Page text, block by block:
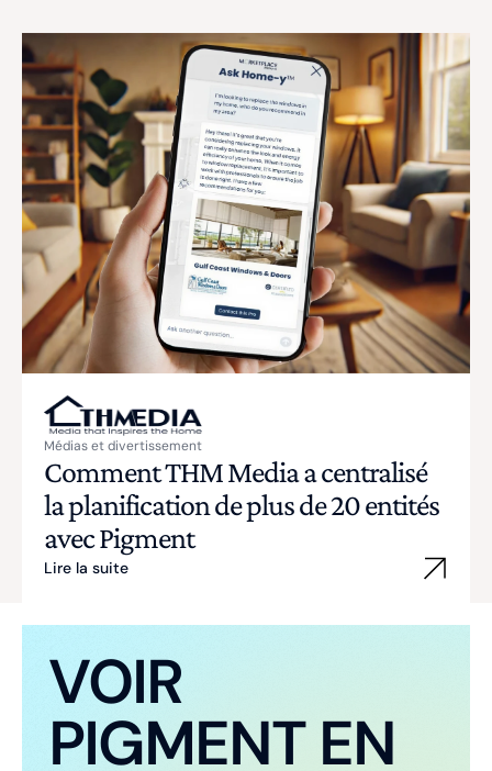
Médias et divertissement
Comment THM Media a centralisé
la planification de plus de 20 entités
avec Pigment
Lire la suite
VOIR
PIGMENT EN